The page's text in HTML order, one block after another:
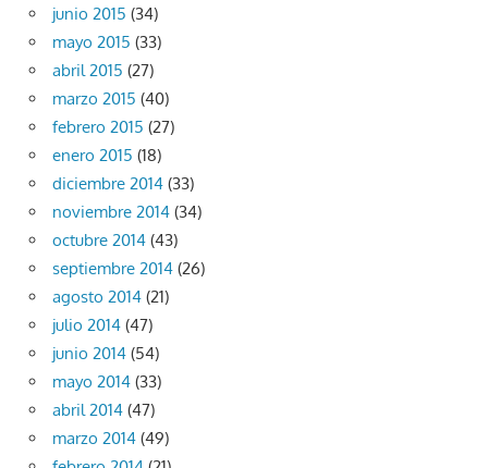
junio 2015 (34)
mayo 2015 (33)
abril 2015 (27)
marzo 2015 (40)
febrero 2015 (27)
enero 2015 (18)
diciembre 2014 (33)
noviembre 2014 (34)
octubre 2014 (43)
septiembre 2014 (26)
agosto 2014 (21)
julio 2014 (47)
junio 2014 (54)
mayo 2014 (33)
abril 2014 (47)
marzo 2014 (49)